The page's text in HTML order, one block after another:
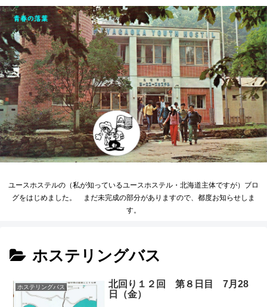
ユースホステルの（私が知っているユースホステル・北海道主体ですが）ブロ
グをはじめました。 まだ未完成の部分がありますので、都度お知らせしま
す。
ホステリングバス
ホステリングバス
北回り１２回 第８日目 7月28
日（金）